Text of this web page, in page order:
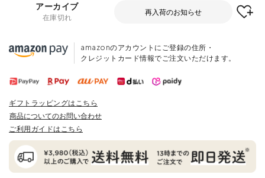
アーカイブ
在庫切れ
再入荷のお知らせ
amazonのアカウントにご登録の住所・
クレジットカード情報でご注文いただけます。
ギフトラッピングはこちら
商品についてのお問い合わせ
ご利用ガイドはこちら